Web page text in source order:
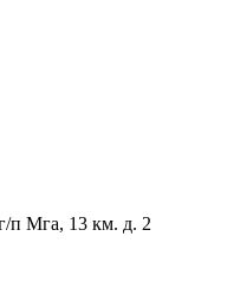
п Мга, 13 км. д. 2